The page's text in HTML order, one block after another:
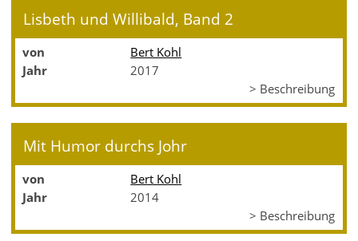
Lisbeth und Willibald, Band 2
von
Bert Kohl
Jahr
2017
> Beschreibung
Mit Humor durchs Johr
von
Bert Kohl
Jahr
2014
> Beschreibung